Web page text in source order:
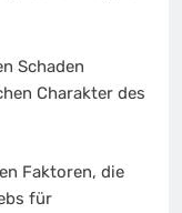
Schaden
Charakter des
Faktoren, die
für